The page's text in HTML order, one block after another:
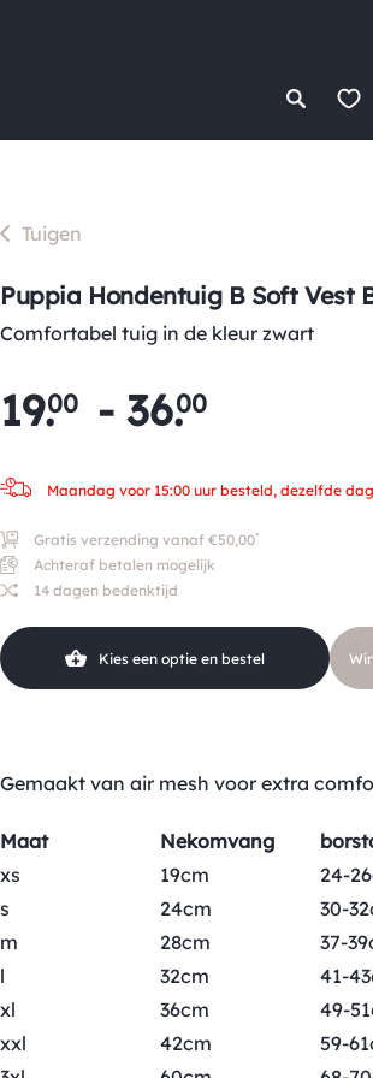
Tuigen
Puppia Hondentuig B Soft Vest
Comfortabel tuig in de kleur zwart
19.00 - 36.00
Maandag voor 15:00 uur besteld, dezelfde
Gratis verzending vanaf €50,00*
Achteraf betalen mogelijk
14 dagen bedenktijd
Kies een optie en bestel
Gemaakt van air mesh voor extra
Maat Nekomvang
xs
19cm
24-
s
24cm
30-
m
28cm
37-
l
32cm
41-
xl
36cm
49-
xxl
42cm
59-